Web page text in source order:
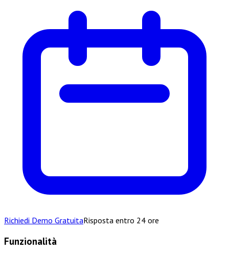
Richiedi Demo GratuitaRisposta entro 24 ore
Funzionalità